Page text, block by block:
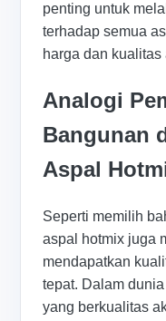
penting untuk
terhadap semua
harga dan kualitas
Analogi
Bangunan
Aspal
Seperti memilih
aspal hotmix juga
mendapatkan
tepat. Dalam
yang berkualitas